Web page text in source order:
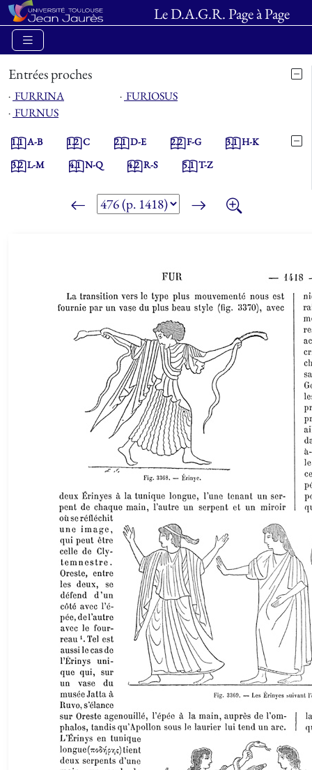
Le D.A.G.R. Page à Page
Entrées proches
⋅ FURRINA ⋅ FURIOSUS
⋅ FURNUS
1.1A-B 1.2C 2.1D-E 2.2F-G 3.1H-K
3.2L-M 4.1N-Q 4.2R-S 5.1T-Z